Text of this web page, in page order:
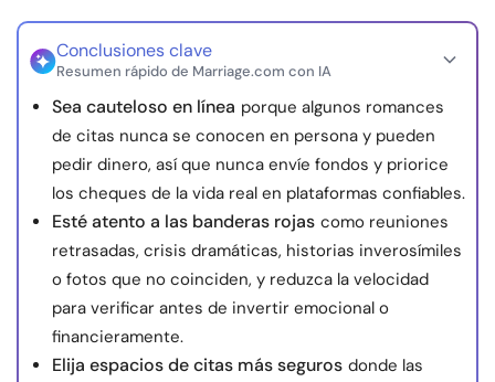
Conclusiones clave
Resumen rápido de Marriage.com con IA
Sea cauteloso en línea porque algunos romances
de citas nunca se conocen en persona y pueden
pedir dinero, así que nunca envíe fondos y priorice
los cheques de la vida real en plataformas confiables.
Esté atento a las banderas rojas como reuniones
retrasadas, crisis dramáticas, historias inverosímiles
o fotos que no coinciden, y reduzca la velocidad
para verificar antes de invertir emocional o
financieramente.
Elija espacios de citas más seguros donde las